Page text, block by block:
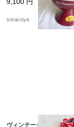
ビスキュイテリエ・
ド・ブルゴーニュ マ
ドレーヌ広告 12kwe
9,100 円
soracoya
ヴィンテージスカー